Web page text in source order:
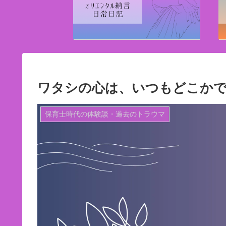
ワタシの心は、いつもどこか
保育士時代の体験談・過去のトラウマ